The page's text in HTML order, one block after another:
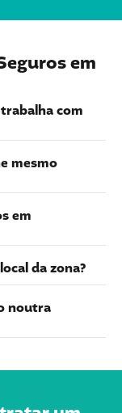
em
com
mesmo
em
da zona?
noutra